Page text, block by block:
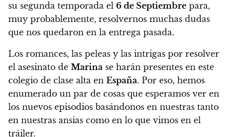
su segunda temporada el 6 de Septiembre para,
muy probablemente, resolvernos muchas dudas
que nos quedaron en la entrega pasada.
Los romances, las peleas y las intrigas por resolver
el asesinato de Marina se harán presentes en este
colegio de clase alta en España. Por eso, hemos
enumerado un par de cosas que esperamos ver en
los nuevos episodios basándonos en nuestras tanto
en nuestras ansias como en lo que vimos en el
tráiler.